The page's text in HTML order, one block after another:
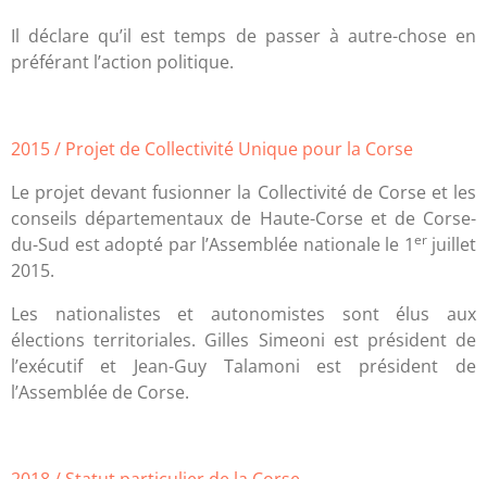
Il déclare qu’il est temps de passer à autre-chose en
préférant l’action politique.
2015 / Projet de Collectivité Unique pour la Corse
Le projet devant fusionner la Collectivité de Corse et les
conseils départementaux de Haute-Corse et de Corse-
du-Sud est adopté par l’Assemblée nationale le 1erjuillet
2015.
Les nationalistes et autonomistes sont élus aux
élections territoriales. Gilles Simeoni est président de
l’exécutif et Jean-Guy Talamoni est président de
l’Assemblée de Corse.